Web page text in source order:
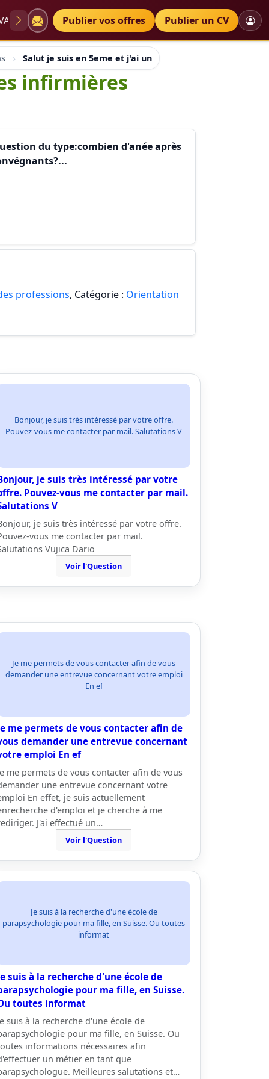
Diplômes Petites annonces
Publier vos offres Publier un CV
Salut je suis en 5eme et j'ai un devoir a faire sur les
infirmières
du type:combien d'anée après
professions, Catégorie : Orientation
Bonjour, je suis très intéressé par votre offre.
Pouvez-vous me contacter par mail. Salutations V
je suis très intéressé par votre
Pouvez-vous me contacter par mail.
V
je suis très intéressé par votre offre.
vous me contacter par mail.
Vujica Dario
Voir l'Question
Je me permets de vous contacter afin de vous
demander une entrevue concernant votre emploi
En ef
me permets de vous contacter afin de
demander une entrevue concernant
emploi En ef
me permets de vous contacter afin de vous
une entrevue concernant votre
En effet, je suis actuellement
d'emploi et je cherche à me
J'ai effectué un…
Voir l'Question
Je suis à la recherche d'une école de
parapsychologie pour ma fille, en Suisse. Ou toutes
informat
suis à la recherche d'une école de
pour ma fille, en Suisse.
toutes informat
suis à la recherche d'une école de
pour ma fille, en Suisse. Ou
informations nécessaires afin
un métier en tant que
Meilleures salutations et…